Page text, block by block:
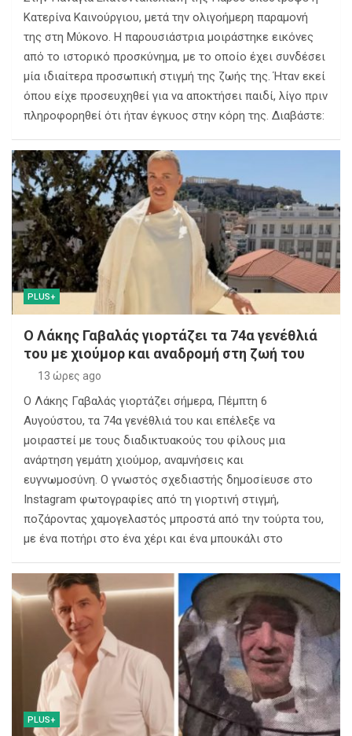
Κατερίνα Καινούργιου, μετά την ολιγοήμερη παραμονή
της στη Μύκονο. Η παρουσιάστρια μοιράστηκε εικόνες
από το ιστορικό προσκύνημα, με το οποίο έχει συνδέσει
μία ιδιαίτερα προσωπική στιγμή της ζωής της. Ήταν εκεί
όπου είχε προσευχηθεί για να αποκτήσει παιδί, λίγο πριν
πληροφορηθεί ότι ήταν έγκυος στην κόρη της. Διαβάστε:
PLUS+
Ο Λάκης Γαβαλάς γιορτάζει τα 74α γενέθλιά
του με χιούμορ και αναδρομή στη ζωή του
13 ώρες ago
Ο Λάκης Γαβαλάς γιορτάζει σήμερα, Πέμπτη 6
Αυγούστου, τα 74α γενέθλιά του και επέλεξε να
μοιραστεί με τους διαδικτυακούς του φίλους μια
ανάρτηση γεμάτη χιούμορ, αναμνήσεις και
ευγνωμοσύνη. Ο γνωστός σχεδιαστής δημοσίευσε στο
Instagram φωτογραφίες από τη γιορτινή στιγμή,
ποζάροντας χαμογελαστός μπροστά από την τούρτα του,
με ένα ποτήρι στο ένα χέρι και ένα μπουκάλι στο
PLUS+